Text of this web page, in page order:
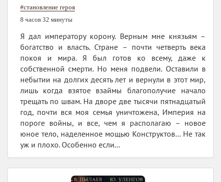
#становление героя
8 часов 32 минуты
Я дал императору корону. Верным мне князьям –
богатство и власть. Стране – почти четверть века
покоя и мира. Я был готов ко всему, даже к
собственной смерти. Но меня подвели. Оставили в
небытии на долгих десять лет и вернули в этот мир,
лишь когда взятое взаймы благополучие начало
трещать по швам. На дворе две тысячи пятнадцатый
год, почти вся моя семья уничтожена, Империя на
пороге войны, и все, чем я располагаю – новое
юное тело, наделенное мощью Конструктов… Не так
уж и плохо. Особенно если...